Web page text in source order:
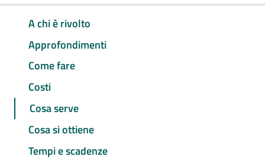
A chi è rivolto
Approfondimenti
Come fare
Costi
Cosa serve
Cosa si ottiene
Tempi e scadenze